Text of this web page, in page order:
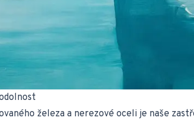
železa a nerezové oceli je naše